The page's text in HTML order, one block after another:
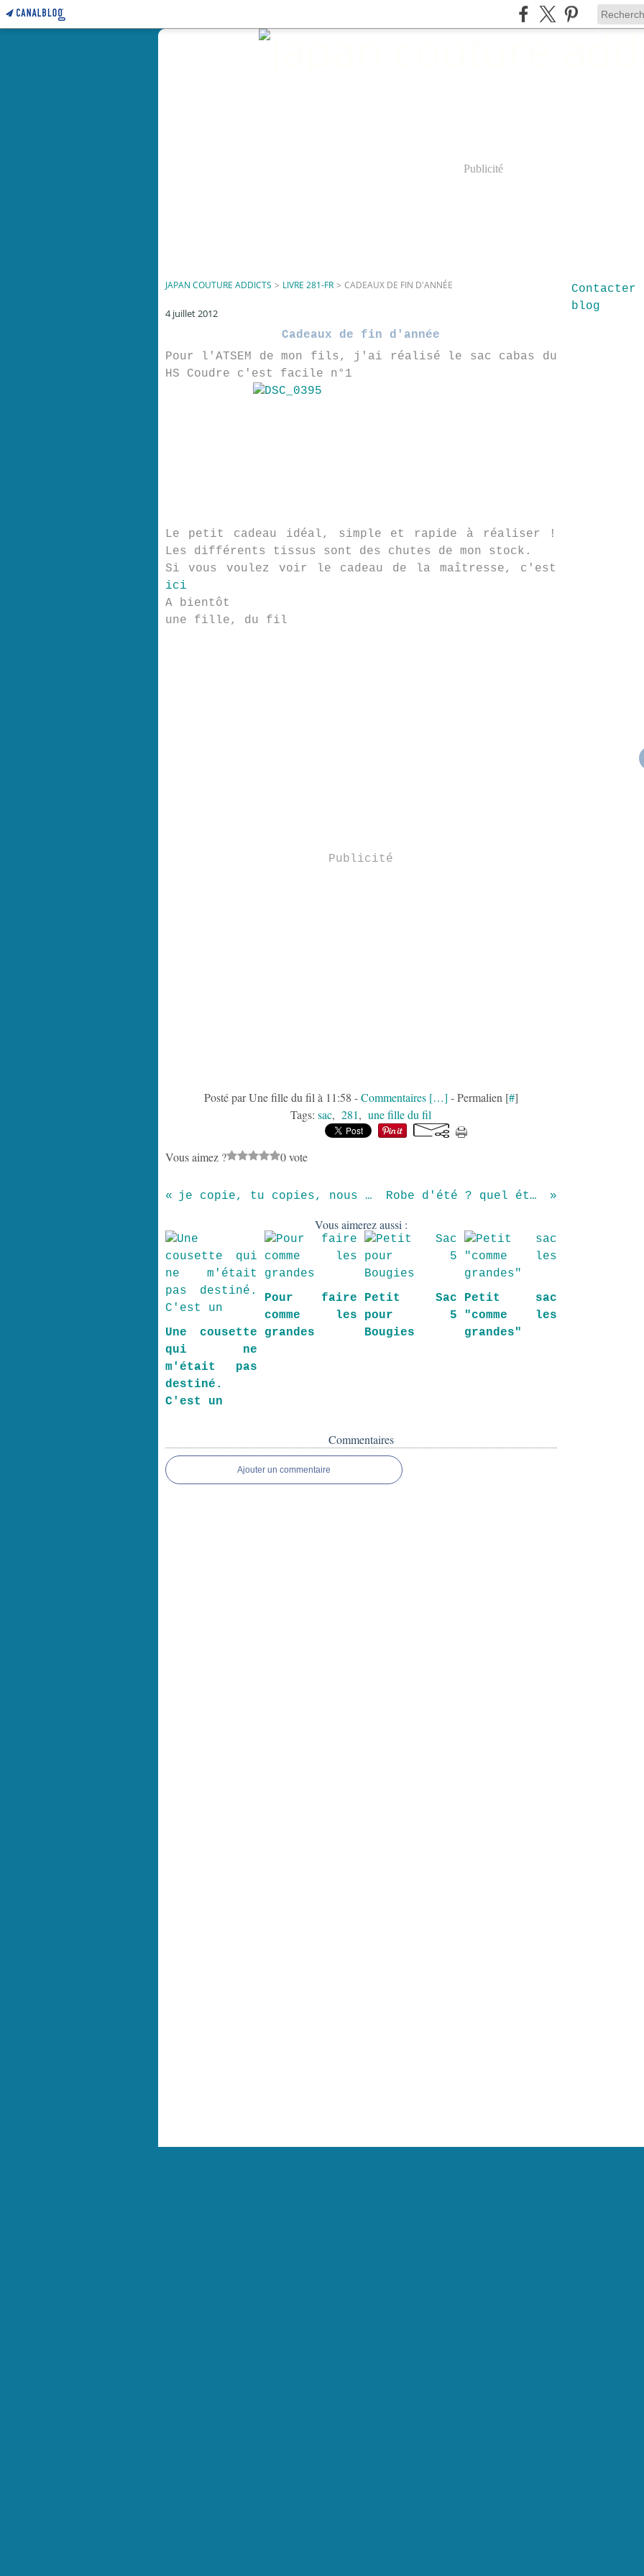
Publicité
JAPAN COUTURE ADDICTS > LIVRE 281-FR > CADEAUX DE FIN D'ANNÉE
4 juillet 2012
Cadeaux de fin d'année
Pour l'ATSEM de mon fils, j'ai réalisé le sac cabas du
HS Coudre c'est facile n°1
Le petit cadeau idéal, simple et rapide à réaliser !
Les différents tissus sont des chutes de mon stock.
Si vous voulez voir le cadeau de la maîtresse, c'est
ici
A bientôt
une fille, du fil
Publicité
Posté par Une fille du fil à 11:58 -Commentaires […] - Permalien [#]
Tags: sac, 281, une fille du fil
Vous aimez ? 0 vote
je copie, tu copies, nous copions... Robe d'été ? quel été ? ! ...
Vous aimerez aussi :
Une cousette
qui ne
m'était pas
destiné.
C'est un
Pour faire
comme les
grandes
Petit Sac
pour 5
Bougies
Petit sac
"comme les
grandes"
Commentaires
Ajouter un commentaire
blog